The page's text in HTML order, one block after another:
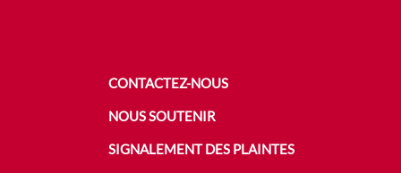
CONTACTEZ-NOUS
NOUS SOUTENIR
SIGNALEMENT DES PLAINTES